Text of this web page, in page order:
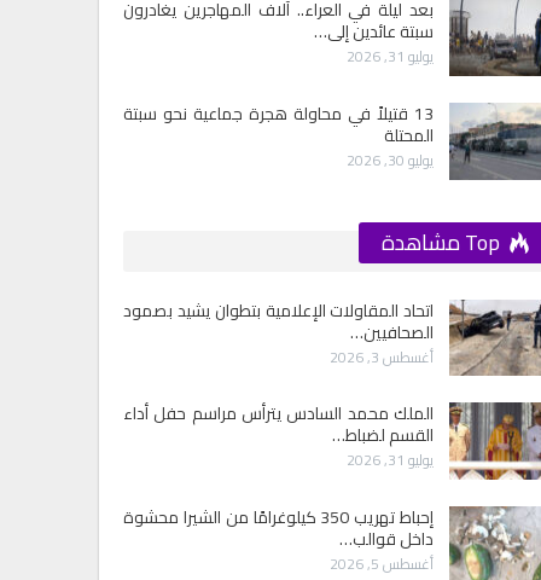
بعد ليلة في العراء.. آلاف المهاجرين يغادرون
سبتة عائدين إلى…
يوليو 31, 2026
13 قتيلاً في محاولة هجرة جماعية نحو سبتة
المحتلة
يوليو 30, 2026
اتحاد المقاولات الإعلامية بتطوان يشيد بصمود
الصحافيين…
أغسطس 3, 2026
الملك محمد السادس يترأس مراسم حفل أداء
القسم لضباط…
يوليو 31, 2026
إحباط تهريب 350 كيلوغرامًا من الشيرا محشوة
داخل قوالب…
أغسطس 5, 2026